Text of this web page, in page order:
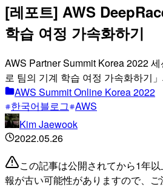
[레포트] AWS
학습 여정 가속화하기
AWS Partner Summit Korea 2022
로 팀의 기계 학습 여정 가속화하기
AWS Summit Online Korea 2022
한국어블로그 AWS
Kim Jaewook
2022.05.26
この記事は公開されてから1年
報が古い可能性がありますので、ご